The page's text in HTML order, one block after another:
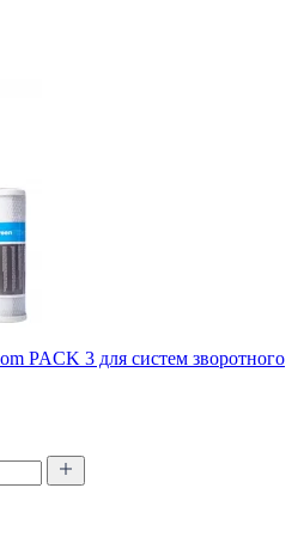
PACK 3 для систем зворотного